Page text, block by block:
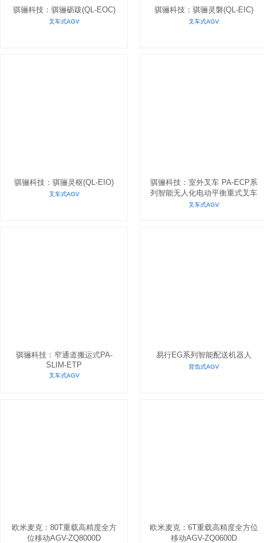
骐骊科技：骐骊砺跋(QL-EOC)
叉车式AGV
骐骊科技：骐骊灵磐(QL-EIC)
叉车式AGV
骐骊科技：骐骊灵枢(QL-EIO)
叉车式AGV
骐骊科技：室外叉车 PA-ECP系
列智能无人化电动平衡重式叉车
叉车式AGV
骐骊科技：窄通道搬运式PA-
SLIM-ETP
叉车式AGV
易行EG系列智能配送机器人
背负式AGV
欧米麦克：80T重载高精度全方
位移动AGV-ZQ8000D
欧米麦克：6T重载高精度全方位
移动AGV-ZQ0600D